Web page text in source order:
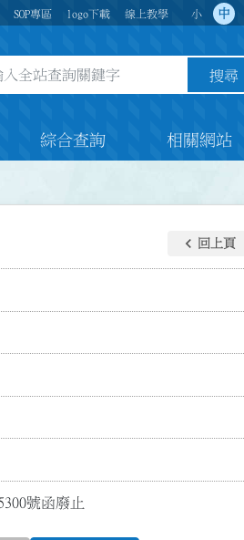
SOP專區 logo下載 線上教學 小 中
詢關鍵字欄位 搜尋
綜合查詢 相關網站
keyboard_arrow_left 回上頁
號函廢止